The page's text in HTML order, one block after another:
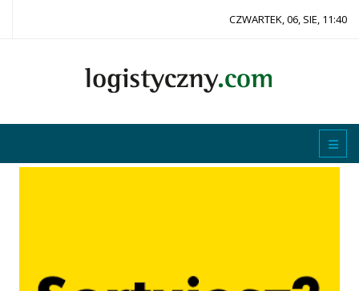
CZWARTEK, 06, SIE, 11:40